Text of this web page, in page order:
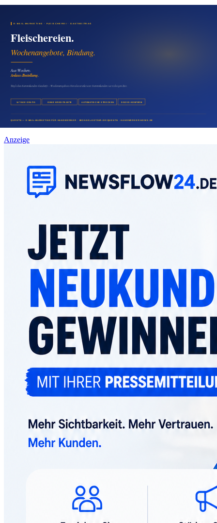
Cateringservice Pressemitteilung für Firmen und
Feiern
08. August 2026
Medien & Marketing
Angebote direkt bewerben
08. August 2026
Anzeige